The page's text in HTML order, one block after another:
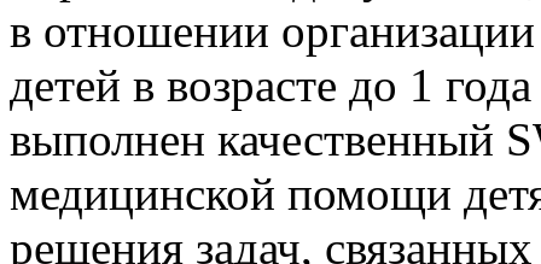
в отношении
детей в возрасте до 1
выполнен качественный
медицинской помощи
решения задач,